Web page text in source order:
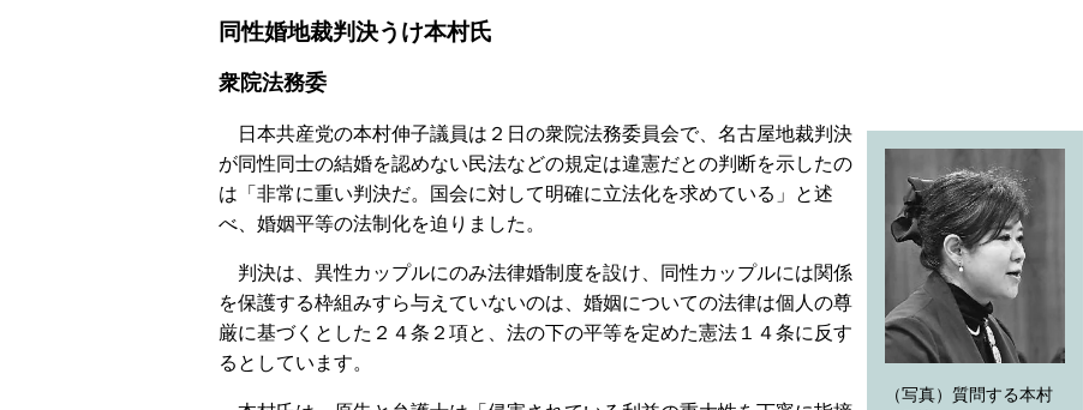
同性婚地裁判決うけ本村氏
衆院法務委
（写真）質問する本村
日本共産党の本村伸子議員は２日の衆院法務委員会で、名古屋地裁判決
が同性同士の結婚を認めない民法などの規定は違憲だとの判断を示したの
は「非常に重い判決だ。国会に対して明確に立法化を求めている」と述
べ、婚姻平等の法制化を迫りました。
判決は、異性カップルにのみ法律婚制度を設け、同性カップルには関係
を保護する枠組みすら与えていないのは、婚姻についての法律は個人の尊
厳に基づくとした２４条２項と、法の下の平等を定めた憲法１４条に反す
るとしています。